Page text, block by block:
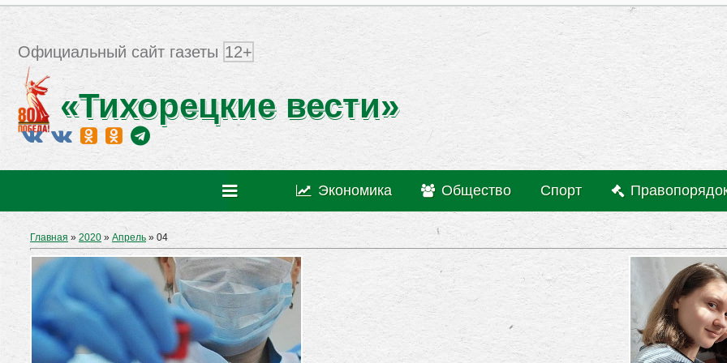
Официальный сайт газеты 12+
«Тихорецкие вести»
Экономика Общество Спорт
Главная »2020 » Апрель » 04